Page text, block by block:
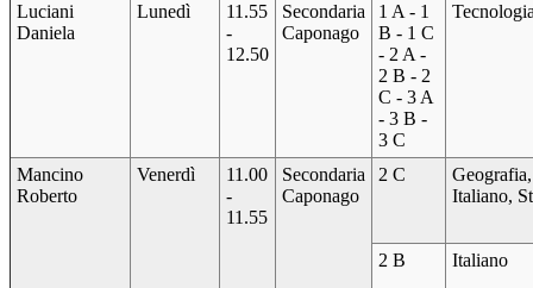
Luciani
Daniela
Lunedì
11.55
-
12.50
Secondaria
Caponago
1 A - 1
B - 1 C
- 2 A -
2 B - 2
C - 3 A
- 3 B -
3 C
Mancino
Roberto
Venerdì
11.00
-
11.55
Secondaria
Caponago
2 C
Geografia,
Italiano,
2 B Italiano